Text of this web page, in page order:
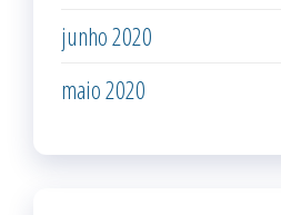
junho 2020
maio 2020